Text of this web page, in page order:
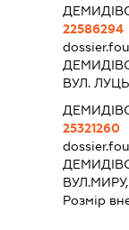
22586294
ВУЛ.
25321260
Розмір